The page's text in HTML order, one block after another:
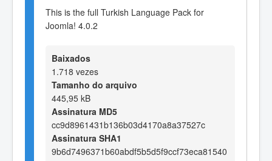
This is the full Turkish Language Pack for
Joomla! 4.0.2
Baixados
1.718 vezes
Tamanho do arquivo
445,95 kB
Assinatura MD5
cc9d8961431b136b03d4170a8a37527c
Assinatura SHA1
9b6d7496371b60abdf5b5d5f9ccf73eca81540